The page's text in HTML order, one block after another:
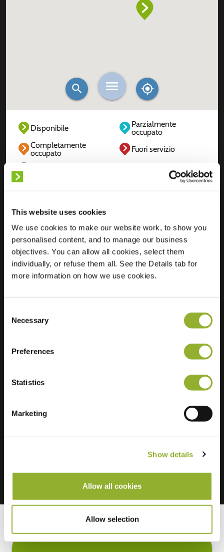
This website uses cookies
We use cookies to make our website work, to show you
personalised content, and to manage our business
objectives. You can allow all cookies, select them
individually, or refuse them all. See the Details tab for
more information on how we use cookies.
Selection
Necessary
Preferences
Statistics
Marketing
Show details
Allow all cookies
Allow selection
Disponibile
Parzialmente
occupato
Completamente
occupato
Fuori servizio
Posizione
Schout van
Herenthalsplein 39
5237 TJ s-
Hertogenbosch